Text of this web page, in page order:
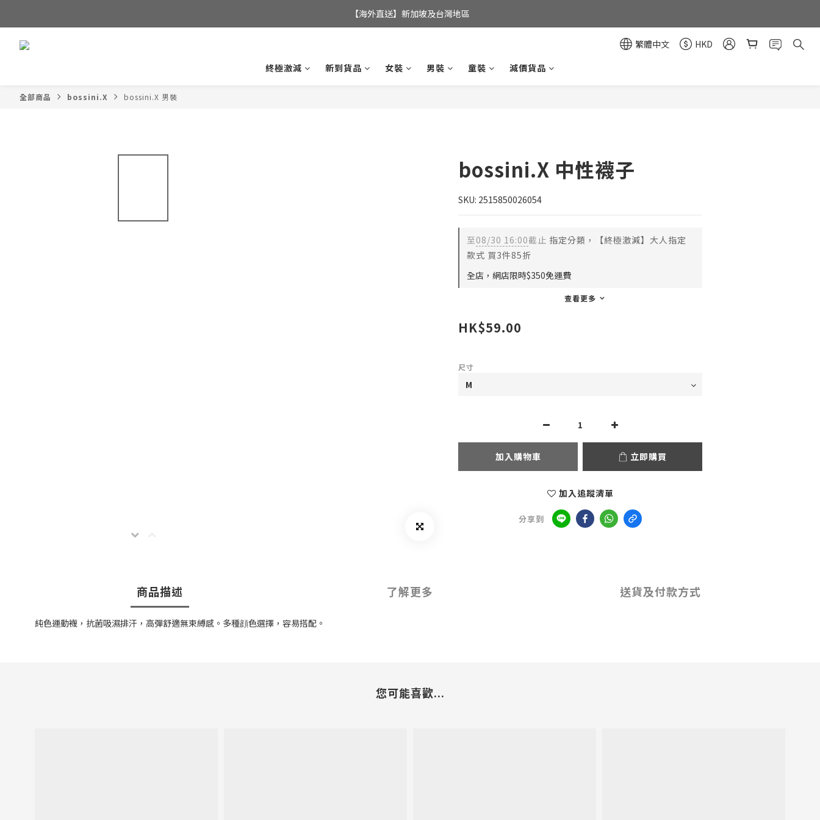
全店滿$350，即可享港澳地區免運費;
【海外直送】新加坡及台灣地區
繁體中文
HKD
終極激減
新到貨品 女裝 男裝 童裝 減價貨品
全部商品 bossini.X bossini.X 男裝
bossini.X 中性襪子
SKU: 2515850026054
至08/30 16:00截止 指定分類，【終極激減】大人指定
款式 買3件85折
全店，網店限時$350免運費
查看更多
HK$59.00
尺寸
加入購物車 立即購買
加入追蹤清單
分享到
商品描述 了解更多 送貨及付款方式
純色運動襪，抗菌吸濕排汗，高彈舒適無束縛感。多種顔色選擇，容易搭配。
您可能喜歡...